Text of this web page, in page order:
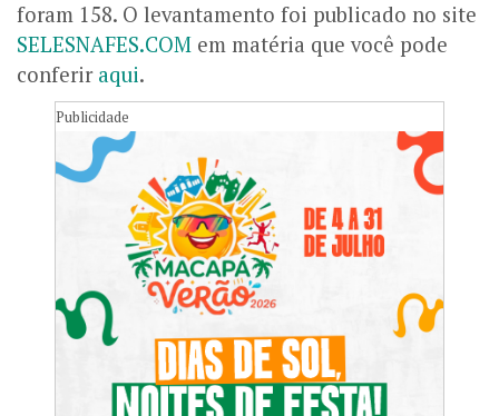
foram 158. O levantamento foi publicado no site
SELESNAFES.COM em matéria que você pode
conferir aqui.
Publicidade